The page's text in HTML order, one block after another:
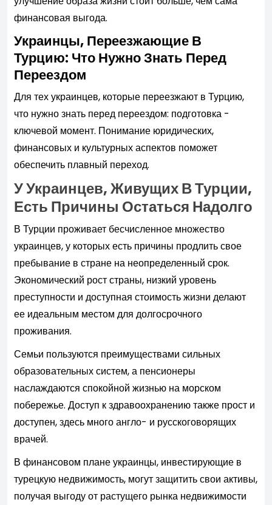
финансовая выгода.
Украинцы, Переезжающие В
Турцию: Что Нужно Знать Перед
Переездом
Для тех украинцев, которые переезжают в Турцию,
что нужно знать перед переездом: подготовка -
ключевой момент. Понимание юридических,
финансовых и культурных аспектов поможет
обеспечить плавный переход.
У Украинцев, Живущих В Турции,
Есть Причины Остаться Надолго
В Турции проживает бесчисленное множество
украинцев, у которых есть причины продлить свое
пребывание в стране на неопределенный срок.
Экономический рост страны, низкий уровень
преступности и доступная стоимость жизни делают
ее идеальным местом для долгосрочного
проживания.
Семьи пользуются преимуществами сильных
образовательных систем, а пенсионеры
наслаждаются спокойной жизнью на морском
побережье. Доступ к здравоохранению также прост и
доступен, здесь много англо- и русскоговорящих
врачей.
В финансовом плане украинцы, инвестирующие в
турецкую недвижимость, могут защитить свои активы,
получая выгоду от растущего рынка недвижимости